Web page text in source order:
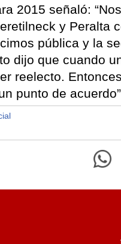
2015 señaló:
y Peralta
pública y la
dijo que cuando
reelecto.
punto de